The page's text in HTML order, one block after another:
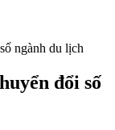
ngành du lịch
đổi số